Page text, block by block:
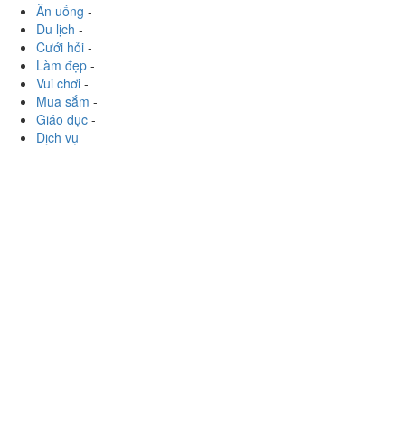
Ăn uống -
Du lịch -
Cưới hỏi -
Làm đẹp -
Vui chơi -
Mua sắm -
Giáo dục -
Dịch vụ